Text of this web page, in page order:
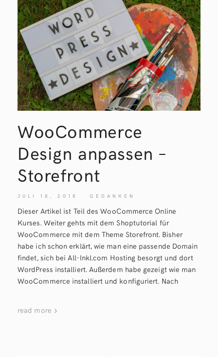
WooCommerce
Design anpassen –
Storefront
JULI 18, 2018 GEDANKEN
Dieser Artikel ist Teil des WooCommerce Online
Kurses. Weiter gehts mit dem Shoptutorial für
WooCommerce mit dem Theme Storefront. Bisher
habe ich schon erklärt, wie man eine passende Domain
findet, sich bei All-Inkl.com Hosting besorgt und dort
WordPress installiert. Außerdem habe gezeigt wie man
WooCommerce installiert und konfiguriert. Nach
read more